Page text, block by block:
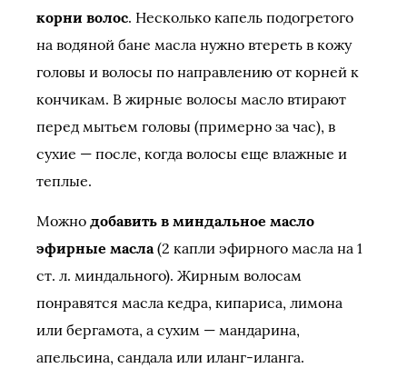
корни волос. Несколько капель подогретого
на водяной бане масла нужно втереть в кожу
головы и волосы по направлению от корней к
кончикам. В жирные волосы масло втирают
перед мытьем головы (примерно за час), в
сухие — после, когда волосы еще влажные и
теплые.
Можно добавить в миндальное масло
эфирные масла(2 капли эфирного масла на 1
ст. л. миндального). Жирным волосам
понравятся масла кедра, кипариса, лимона
или бергамота, а сухим — мандарина,
апельсина, сандала или иланг-иланга.